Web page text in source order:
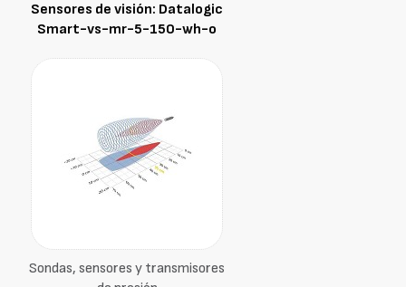
Sensores de visión: Datalogic
Smart-vs-mr-5-150-wh-o
Sondas, sensores y transmisores